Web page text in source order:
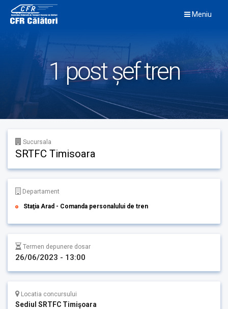
content
Meniu
1 post șef tren
Sucursala
SRTFC Timisoara
Departament
Staţia Arad - Comanda personalului de tren
Termen depunere dosar
26/06/2023 - 13:00
Locatia concursului
Sediul SRTFC Timişoara